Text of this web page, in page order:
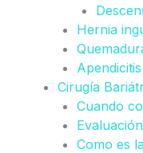
Hernia
Cirugía
Cuando
Como es